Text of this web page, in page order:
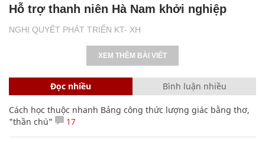
NGHỊ QUYẾT PHÁT TRIỂN KT- XH
Hỗ trợ thanh niên Hà Nam khởi nghiệp
XEM THÊM BÀI VIẾT
Đọc nhiều Bình luận nhiều
Cách học thuộc nhanh Bảng công thức lượng giác bằng thơ,
"thần chú"
17